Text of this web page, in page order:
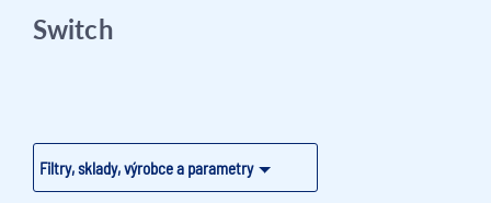
Filtry, sklady, výrobce a parametry
Switch